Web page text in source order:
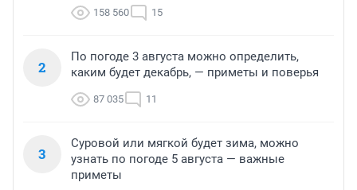
158 560 15
2
По погоде 3 августа можно определить,
каким будет декабрь, — приметы и поверья
87 035 11
3
Суровой или мягкой будет зима, можно
узнать по погоде 5 августа — важные
приметы